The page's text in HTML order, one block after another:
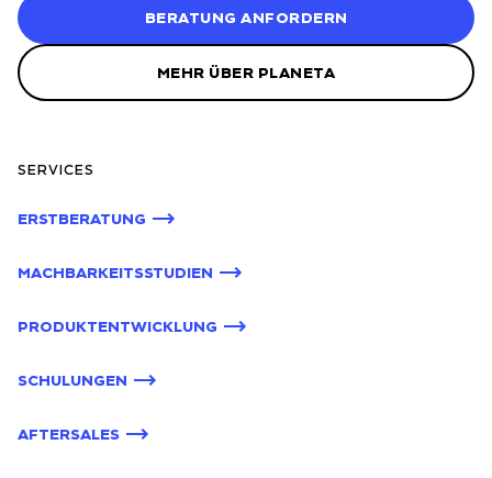
BERATUNG ANFORDERN
MEHR ÜBER PLANETA
SERVICES
ERSTBERATUNG
MACHBARKEITSSTUDIEN
PRODUKTENTWICKLUNG
SCHULUNGEN
AFTERSALES